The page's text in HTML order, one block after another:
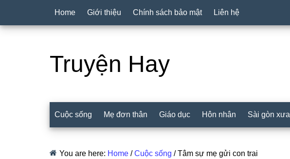
Home Giới thiệu Chính sách bảo mật Liên hệ
Truyện Hay
Cuộc sống Mẹ đơn thân Giáo dục Hôn nhân Sài gòn xưa
You are here: Home / Cuộc sống /Tâm sự mẹ gửi con trai